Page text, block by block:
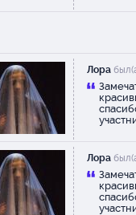
Лора
Лора